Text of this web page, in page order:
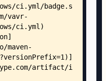
├── Predicates.java
├── collection/
│   ├──
│   ├──
│   ├──
│   ├──
│   ├── BitSet.java
│   ├──